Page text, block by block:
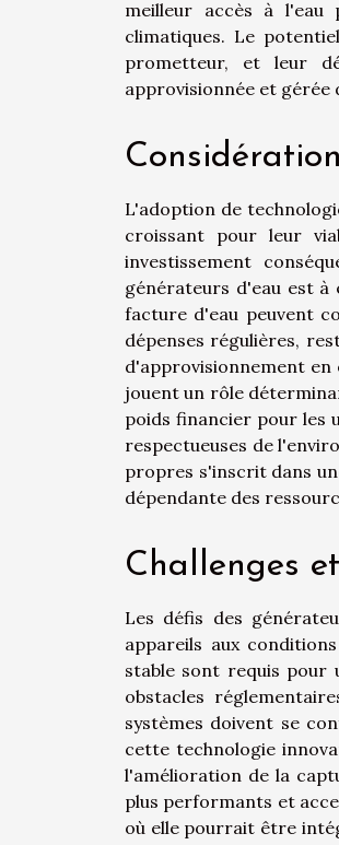
meilleur accès à l'eau
climatiques. Le
prometteur, et leur
approvisionnée et gérée
L'adoption de
croissant pour leur
investissement
générateurs d'eau est à
facture d'eau peuvent
dépenses régulières,
d'approvisionnement en
jouent un rôle
poids financier pour les
respectueuses de
propres s'inscrit dans
dépendante des
Challenges
Les défis des
appareils aux
stable sont requis pour
obstacles
systèmes doivent se
cette technologie
l'amélioration de la
plus performants et
où elle pourrait être